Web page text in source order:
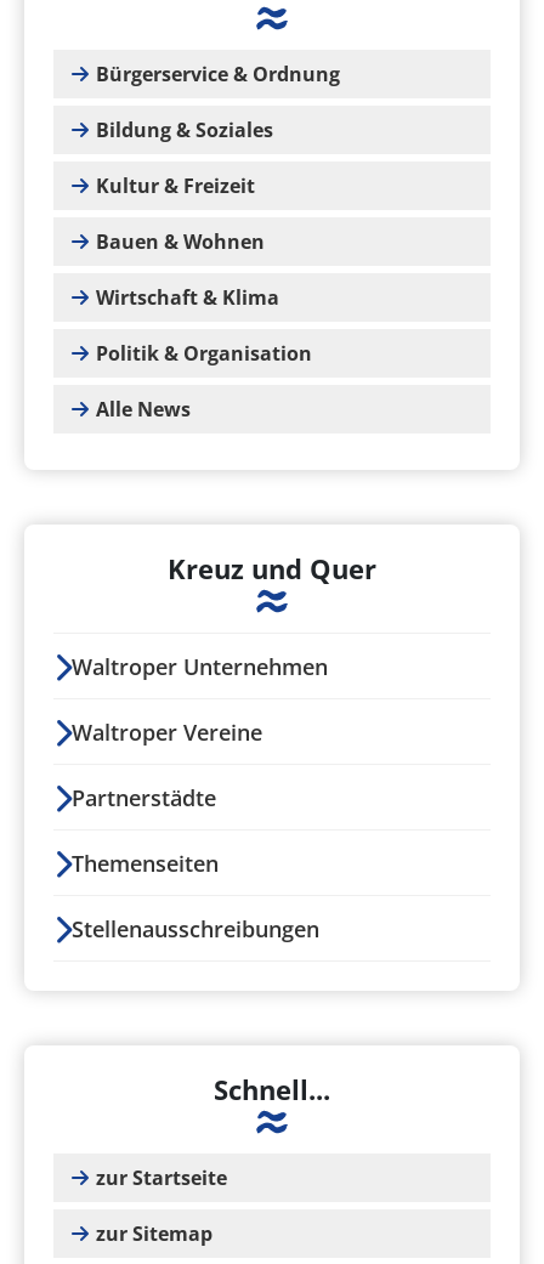
Bürgerservice & Ordnung
Bildung & Soziales
Kultur & Freizeit
Bauen & Wohnen
Wirtschaft & Klima
Politik & Organisation
Alle News
Kreuz und Quer
Waltroper Unternehmen
Waltroper Vereine
Partnerstädte
Themenseiten
Stellenausschreibungen
Schnell...
zur Startseite
zur Sitemap